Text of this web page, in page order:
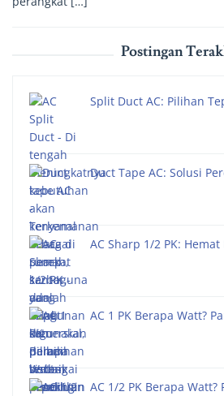
Postingan
Split Duct AC: Pilihan
Duct Tape AC: Solusi
AC Sharp 1/2 PK:
AC 1 PK Berapa Watt?
AC 1/2 PK Berapa Watt?